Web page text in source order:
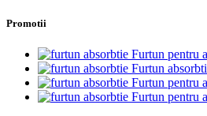
Promotii
Furtun pentru
Furtun
Furtun pentru
Furtun pentru